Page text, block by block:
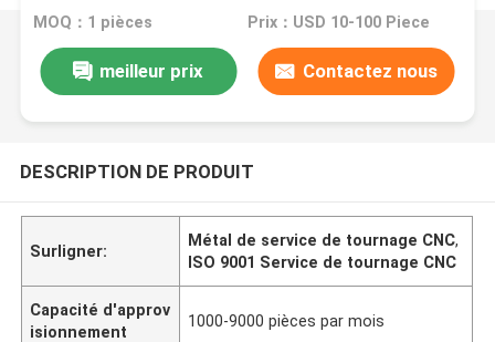
MOQ：1 pièces Prix：USD 10-100 Piece
meilleur prix Contactez nous
DESCRIPTION DE PRODUIT
Surligner:
Métal de service de tournage CNC,
ISO 9001 Service de tournage CNC
Capacité d'approv
isionnement
1000-9000 pièces par mois